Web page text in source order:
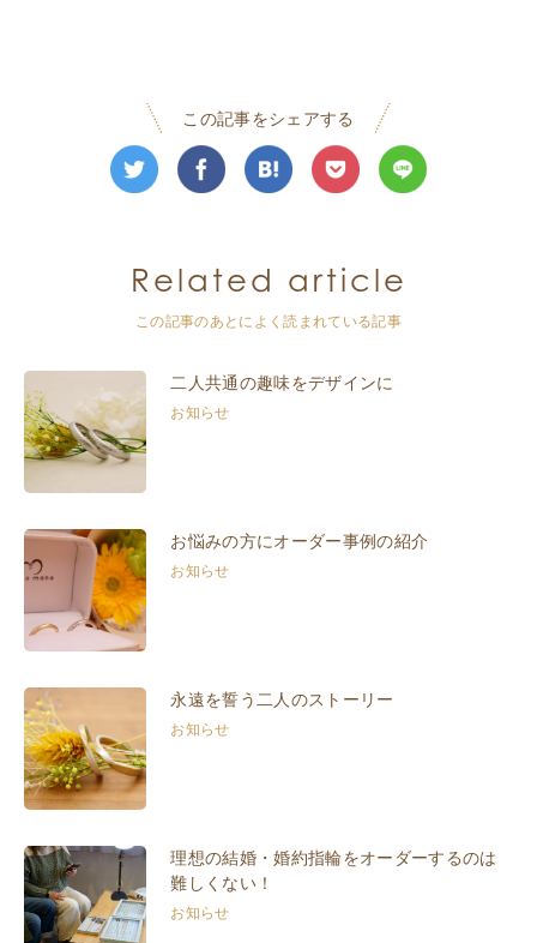
この記事をシェアする
Related article
この記事のあとによく読まれている記事
二人共通の趣味をデザインに
お知らせ
お悩みの方にオーダー事例の紹介
お知らせ
永遠を誓う二人のストーリー
お知らせ
理想の結婚・婚約指輪をオーダーするのは
難しくない！
お知らせ